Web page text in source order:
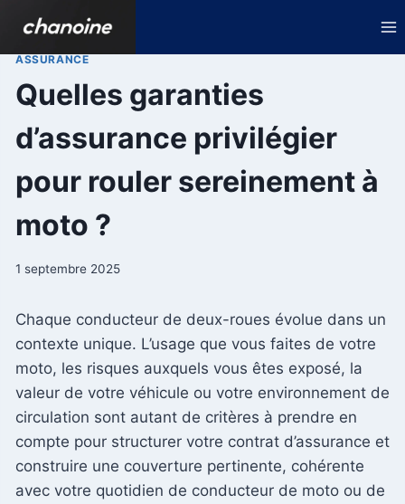
contenu
ASSURANCE
Quelles garanties
d’assurance privilégier
pour rouler sereinement à
moto ?
1 septembre 2025
Chaque conducteur de deux-roues évolue dans un
contexte unique. L’usage que vous faites de votre
moto, les risques auxquels vous êtes exposé, la
valeur de votre véhicule ou votre environnement de
circulation sont autant de critères à prendre en
compte pour structurer votre contrat d’assurance et
construire une couverture pertinente, cohérente
avec votre quotidien de conducteur de moto ou de